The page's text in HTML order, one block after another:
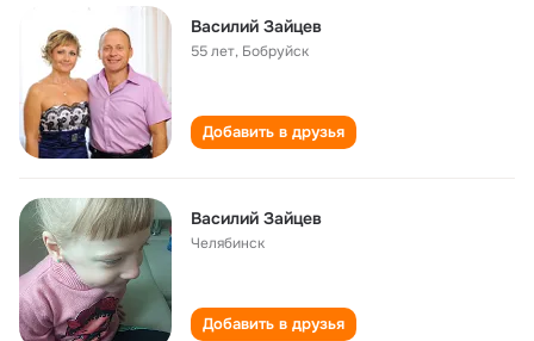
Василий Зайцев
55 лет, Бобруйск
Добавить в друзья
Василий Зайцев
Челябинск
Добавить в друзья